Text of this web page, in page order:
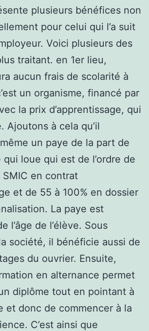
plusieurs bénéfices non
pour celui qui l’a suit
Voici plusieurs des
traitant. en 1er lieu,
aucun frais de scolarité à
un organisme, financé par
la prix d’apprentissage, qui
Ajoutons à cela qu’il
un paye de la part de
loue qui est de l’ordre de
SMIC en contrat
et de 55 à 100% en dossier
La paye est
l’âge de l’élève. Sous
société, il bénéficie aussi de
du ouvrier. Ensuite,
en alternance permet
diplôme tout en pointant à
et donc de commencer à la
C’est ainsi que